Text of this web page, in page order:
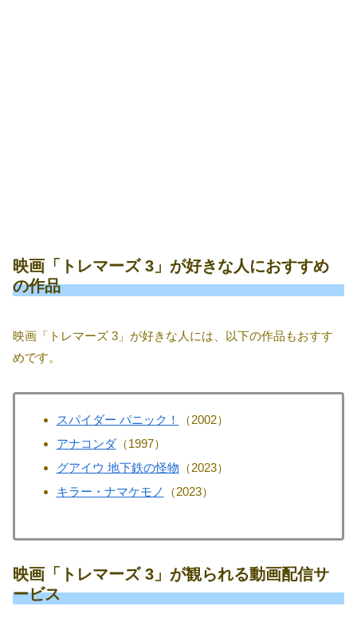
映画「トレマーズ 3」が好きな人におすすめ
の作品
映画「トレマーズ 3」が好きな人には、以下の作品もおすす
めです。
スパイダー パニック！
（2002）
アナコンダ（1997）
グアイウ 地下鉄の怪物 （2023）
キラー・ナマケモノ
（2023）
映画「トレマーズ 3」が観られる動画配信サ
ービス